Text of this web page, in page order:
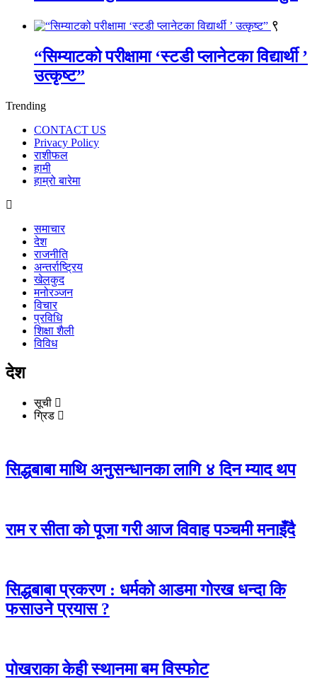
९
“सिम्याटको परीक्षामा ‘स्टडी प्लानेटका विद्यार्थी ’
उत्कृष्ट”
Trending
CONTACT US
Privacy Policy
राशीफल
हामी
हाम्रो बारेमा
समाचार
देश
राजनीति
अन्तर्राष्ट्रिय
खेलकुद
मनोरञ्जन
विचार
प्रविधि
शिक्षा शैली
विविध
देश
सूची
ग्रिड
सिद्धबाबा माथि अनुसन्धानका लागि ४ दिन म्याद थप
राम र सीता को पूजा गरी आज विवाह पञ्चमी मनाइँदै
सिद्धबाबा प्रकरण : धर्मको आडमा गोरख धन्दा कि
फसाउने प्रयास ?
पोखराका केही स्थानमा बम विस्फोट